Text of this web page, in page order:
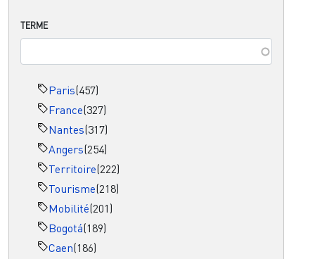
TERME
Paris(457)
France(327)
Nantes(317)
Angers(254)
Territoire(222)
Tourisme(218)
Mobilité(201)
Bogotá(189)
Caen(186)